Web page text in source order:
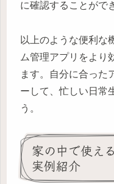
に確認することがで
以上のような便利な
ム管理アプリをより
ます。自分に合った
ーして、忙しい日常
う。
家の中で使え
実例紹介